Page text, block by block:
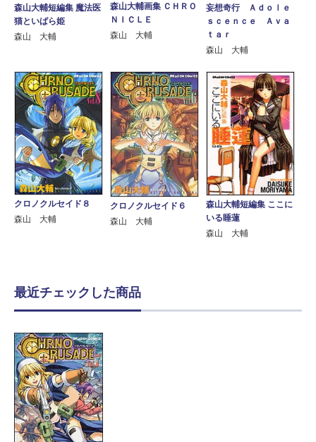
森山大輔短編集 魔法医
猫といばら姫
森山 大輔
森山大輔画集 ＣＨＲＯ
ＮＩＣＬＥ
森山 大輔
妄想奇行 Ａｄｏｌｅ
ｓｃｅｎｃｅ Ａｖａ
ｔａｒ
森山 大輔
クロノクルセイド８
森山 大輔
クロノクルセイド６
森山 大輔
森山大輔短編集 ここに
いる睡蓮
森山 大輔
最近チェックした商品